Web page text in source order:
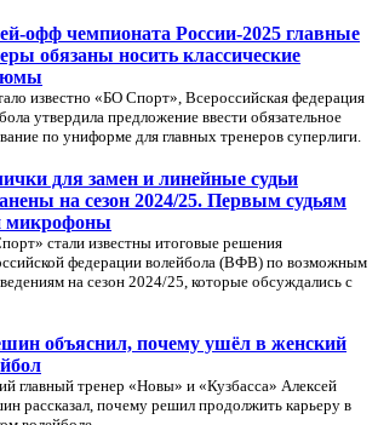
офф чемпионата России-2025 главные
обязаны носить классические
известно «БО Спорт», Всероссийская федерация
утвердила предложение ввести обязательное
по униформе для главных тренеров суперлиги.
для замен и линейные судьи
на сезон 2024/25. Первым судьям
микрофоны
стали известны итоговые решения
федерации волейбола (ВФВ) по возможным
на сезон 2024/25, которые обсуждались с
объяснил, почему ушёл в женский
главный тренер «Новы» и «Кузбасса» Алексей
рассказал, почему решил продолжить карьеру в